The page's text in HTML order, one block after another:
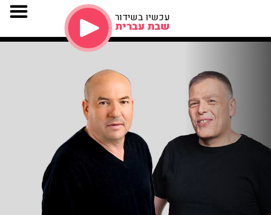
עכשיו בשידור
שבת עברית